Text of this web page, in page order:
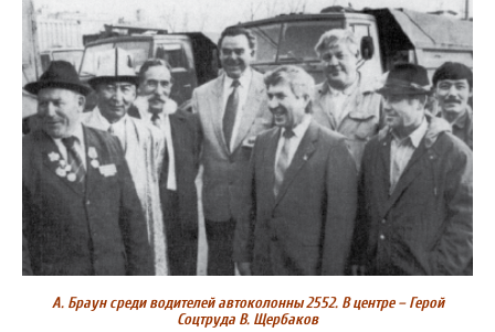
А. Браун среди водителей автоколонны 2552. В центре – Герой
Соцтруда В. Щербаков